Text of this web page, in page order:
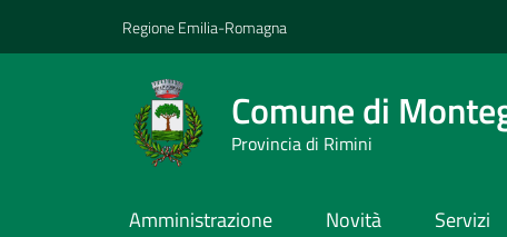
Regione Emilia-Romagna
Comune di
Provincia di Rimini
Amministrazione Novità Servizi